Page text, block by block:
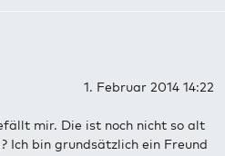
1. Februar 2014 14:22
mir. Die ist noch nicht so alt
Ich bin grundsätzlich ein Freund